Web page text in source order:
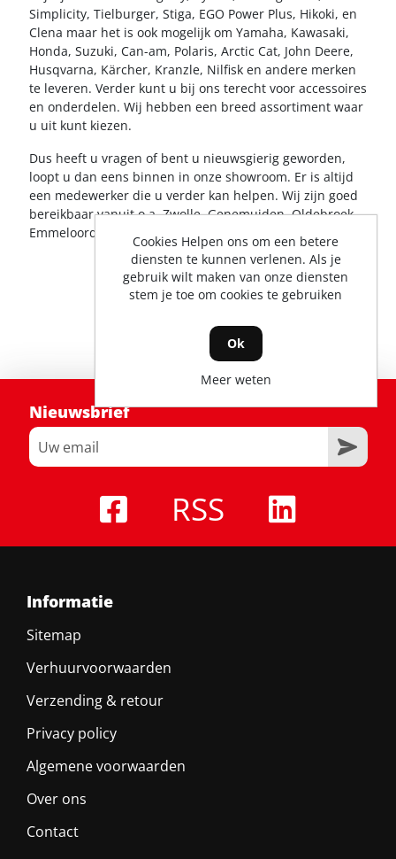
Simplicity, Tielburger, Stiga, EGO Power Plus, Hikoki, en
Clena maar het is ook mogelijk om Yamaha, Kawasaki,
Honda, Suzuki, Can-am, Polaris, Arctic Cat, John Deere,
Husqvarna, Kärcher, Kranzle, Nilfisk en andere merken
te leveren. Verder kunt u bij ons terecht voor accessoires
en onderdelen. Wij hebben een breed assortiment waar
u uit kunt kiezen.
Dus heeft u vragen of bent u nieuwsgierig geworden,
loopt u dan eens binnen in onze showroom. Er is altijd
een medewerker die u verder kan helpen. Wij zijn goed
bereikbaar vanuit o.a. Zwolle, Genemuiden, Oldebroek,
Emmeloord, Hattem, Dronten en Wezep.
Nieuwsbrief
RSS
Informatie
Sitemap
Verhuurvoorwaarden
Verzending & retour
Privacy policy
Algemene voorwaarden
Over ons
Contact
Cookies Helpen ons om een betere
diensten te kunnen verlenen. Als je
gebruik wilt maken van onze diensten
stem je toe om cookies te gebruiken
Ok
Meer weten